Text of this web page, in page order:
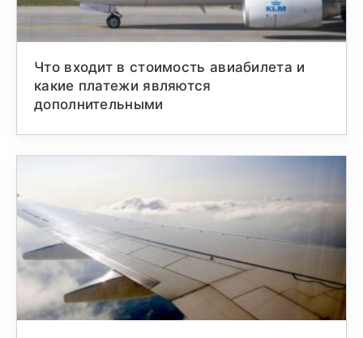
Что входит в стоимость авиабилета и
какие платежи являются
дополнительными